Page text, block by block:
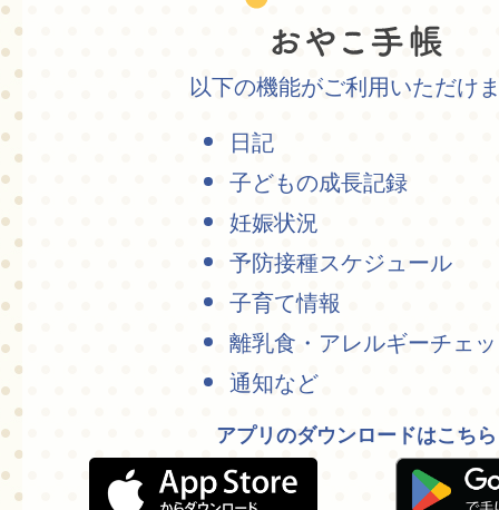
以下の機能がご利用いただけ
日記
子どもの成長記録
妊娠状況
予防接種スケジュール
子育て情報
離乳食・アレルギーチェ
通知など
アプリのダウンロードはこちら